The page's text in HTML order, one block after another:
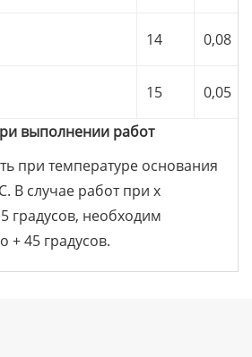
14 0,08
15
0,05
выполнении работ
при температуре основания
В случае работ при х
градусов, необходим
+ 45 градусов.